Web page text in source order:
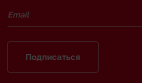
Подписаться